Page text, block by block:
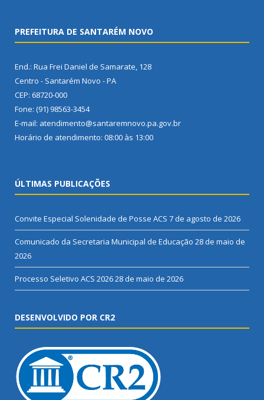
PREFEITURA DE SANTARÉM NOVO
End.: Rua Frei Daniel de Samarate, 128
Centro - Santarém Novo - PA
CEP: 68720-000
Fone: (91) 98563-3454
E-mail: atendimento@santaremnovo.pa.gov.br
Horário de atendimento: 08:00 às 13:00
ÚLTIMAS PUBLICAÇÕES
Convite Especial Solenidade de Posse ACS 7 de agosto de 2026
Comunicado da Secretaria Municipal de Educação 28 de maio de
2026
Processo Seletivo ACS 202628 de maio de 2026
DESENVOLVIDO POR CR2